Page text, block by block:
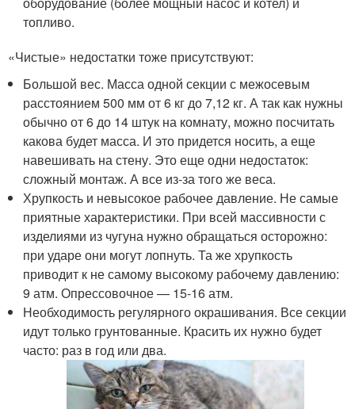
топливо.
«Чистые» недостатки тоже присутствуют:
Большой вес. Масса одной секции с межосевым
расстоянием 500 мм от 6 кг до 7,12 кг. А так как нужны
обычно от 6 до 14 штук на комнату, можно посчитать
какова будет масса. И это придется носить, а еще
навешивать на стену. Это еще одни недостаток:
сложный монтаж. А все из-за того же веса.
Хрупкость и невысокое рабочее давление. Не самые
приятные характеристики. При всей массивности с
изделиями из чугуна нужно обращаться осторожно:
при ударе они могут лопнуть. Та же хрупкость
приводит к не самому высокому рабочему давлению:
9 атм. Опрессовочное — 15-16 атм.
Необходимость регулярного окрашивания. Все секции
идут только грунтованные. Красить их нужно будет
часто: раз в год или два.